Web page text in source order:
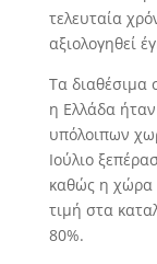
τελευταία
αξιολογηθεί
Τα διαθέσιμα
η Ελλάδα
υπόλοιπων
Ιούλιο
καθώς η χώρα
τιμή στα
80%.